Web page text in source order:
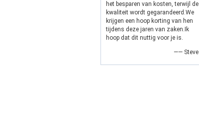
het besparen van kosten, terwijl de
kwaliteit wordt gegarandeerd.We
krijgen een hoop korting van hen
tijdens deze jaren van zaken.Ik
hoop dat dit nuttig voor je is.
—— Steve